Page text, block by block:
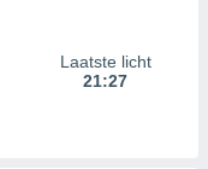
Laatste licht
21:27